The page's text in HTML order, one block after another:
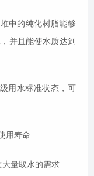
中的纯化树脂能够
并且能使水质达到
用水标准状态，可
用寿命
量取水的需求